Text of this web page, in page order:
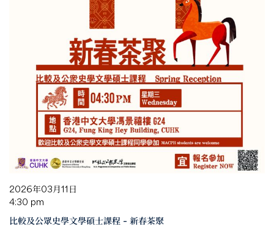
2026年03月11日
4:30 pm
比較及公眾史學文學碩士課程 – 新春茶聚